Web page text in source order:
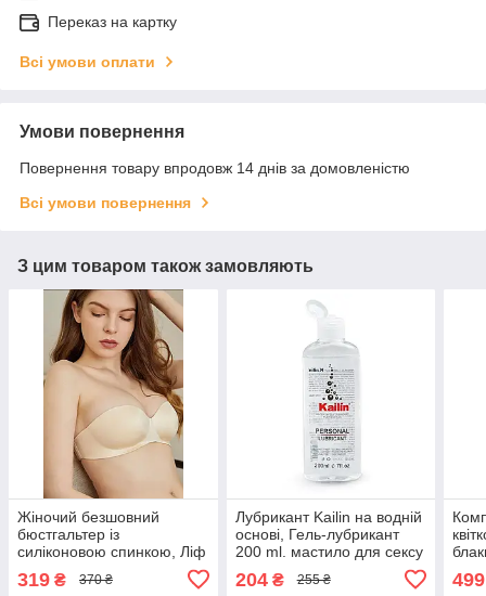
Переказ на картку
Всі умови оплати
Умови повернення
Повернення товару впродовж 14 днів за домовленістю
Всі умови повернення
З цим товаром також замовляють
Жіночий безшовний
бюстгальтер із
силіконовою спинкою, Ліф
спиною, безшовний
319 ₴ 370 ₴
Лубрикант Kailin на водній
основі, Гель-лубрикант
200 ml. мастило для сексу
204₴ 255 ₴ 499